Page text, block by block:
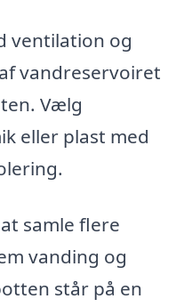
ventilation og
vandreservoiret
Vælg
eller plast med
samle flere
vanding og
står på en